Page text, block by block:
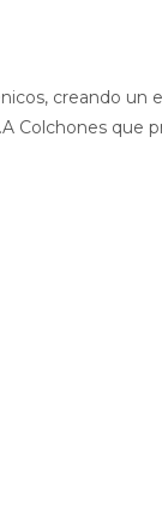
creando un
Colchones que